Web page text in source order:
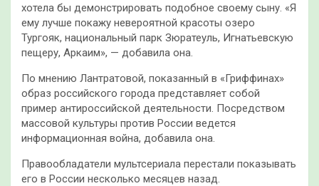
хотела бы демонстрировать подобное своему сыну. «Я
ему лучше покажу невероятной красоты озеро
Тургояк, национальный парк Зюратеуль, Игнатьевскую
пещеру, Аркаим», — добавила она.
По мнению Лантратовой, показанный в «Гриффинах»
образ российского города представляет собой
пример антироссийской деятельности. Посредством
массовой культуры против России ведется
информационная война, добавила она.
Правообладатели мультсериала перестали показывать
его в России несколько месяцев назад.